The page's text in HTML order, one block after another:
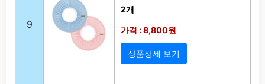
9
2개
가격 : 8,800원
상품상세 보기